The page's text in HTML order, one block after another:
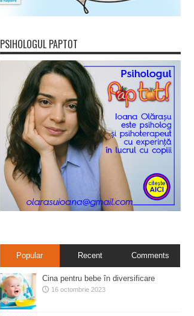
PSIHOLOGUL PAPTOT
Popular Recent Comments
Cina pentru bebe în diversificare
16 octombrie 2023